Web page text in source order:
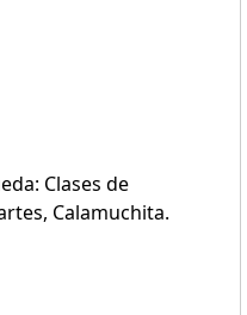
Clases de
Calamuchita.